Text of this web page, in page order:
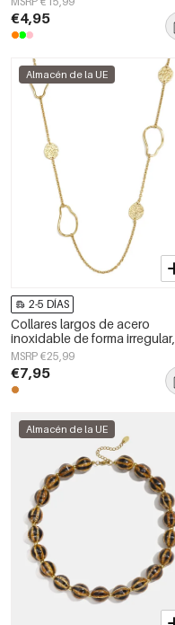
mujer.
€4,95
Almacén de la UE
2-5 DÍAS
Collares largos de acero
inoxidable de forma irregular,
sencillos, de la serie Simple
Daily para mujer.
MSRP €25,99
€7,95
Almacén de la UE